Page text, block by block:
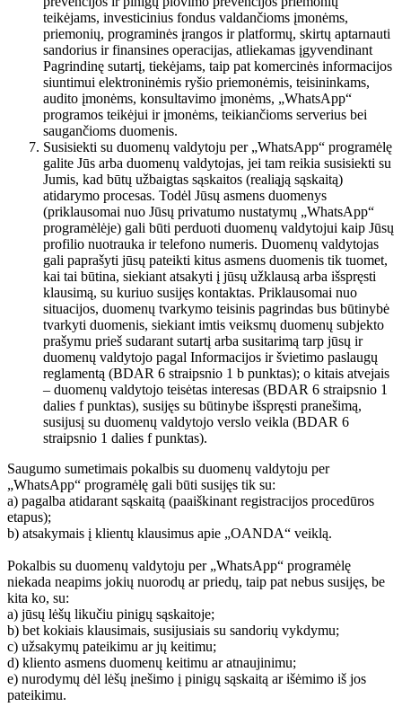
teikėjams, investicinius fondus valdančioms įmonėms,
priemonių, programinės įrangos ir platformų, skirtų aptarnauti
sandorius ir finansines operacijas, atliekamas įgyvendinant
Pagrindinę sutartį, tiekėjams, taip pat komercinės informacijos
siuntimui elektroninėmis ryšio priemonėmis, teisininkams,
audito įmonėms, konsultavimo įmonėms, „WhatsApp“
programos teikėjui ir įmonėms, teikiančioms serverius bei
saugančioms duomenis.
Susisiekti su duomenų valdytoju per „WhatsApp“ programėlę
galite Jūs arba duomenų valdytojas, jei tam reikia susisiekti su
Jumis, kad būtų užbaigtas sąskaitos (realiąją sąskaitą)
atidarymo procesas. Todėl Jūsų asmens duomenys
(priklausomai nuo Jūsų privatumo nustatymų „WhatsApp“
programėlėje) gali būti perduoti duomenų valdytojui kaip Jūsų
profilio nuotrauka ir telefono numeris. Duomenų valdytojas
gali paprašyti jūsų pateikti kitus asmens duomenis tik tuomet,
kai tai būtina, siekiant atsakyti į jūsų užklausą arba išspręsti
klausimą, su kuriuo susijęs kontaktas. Priklausomai nuo
situacijos, duomenų tvarkymo teisinis pagrindas bus būtinybė
tvarkyti duomenis, siekiant imtis veiksmų duomenų subjekto
prašymu prieš sudarant sutartį arba susitarimą tarp jūsų ir
duomenų valdytojo pagal Informacijos ir švietimo paslaugų
reglamentą (BDAR 6 straipsnio 1 b punktas); o kitais atvejais
– duomenų valdytojo teisėtas interesas (BDAR 6 straipsnio 1
dalies f punktas), susijęs su būtinybe išspręsti pranešimą,
susijusį su duomenų valdytojo verslo veikla (BDAR 6
straipsnio 1 dalies f punktas).
Saugumo sumetimais pokalbis su duomenų valdytoju per
„WhatsApp“ programėlę gali būti susijęs tik su:
a) pagalba atidarant sąskaitą (paaiškinant registracijos procedūros
etapus);
b) atsakymais į klientų klausimus apie „OANDA“ veiklą.
Pokalbis su duomenų valdytoju per „WhatsApp“ programėlę
niekada neapims jokių nuorodų ar priedų, taip pat nebus susijęs, be
kita ko, su:
a) jūsų lėšų likučiu pinigų sąskaitoje;
b) bet kokiais klausimais, susijusiais su sandorių vykdymu;
c) užsakymų pateikimu ar jų keitimu;
d) kliento asmens duomenų keitimu ar atnaujinimu;
e) nurodymų dėl lėšų įnešimo į pinigų sąskaitą ar išėmimo iš jos
pateikimu.